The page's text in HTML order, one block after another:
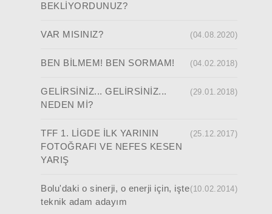
BEKLİYORDUNUZ?
VAR MISINIZ? (04.08.2020)
BEN BİLMEM! BEN SORMAM! (04.02.2018)
GELİRSİNİZ... GELİRSİNİZ...
NEDEN Mİ?
(29.01.2018)
TFF 1. LİGDE İLK YARININ
FOTOĞRAFI VE NEFES KESEN
YARIŞ
(25.12.2017)
Bolu'daki o sinerji, o enerji için, işte
teknik adam adayım
(10.02.2014)